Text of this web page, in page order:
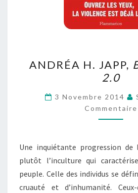
H.
JAPP,
2.0
ANDRÉA H. JAPP,
2.0
3 Novembre 2014
Commentaire
Une inquiétante progression de
plutôt l’inculture qui
peuple. Celle des individus se
cruauté et d’inhumanité.